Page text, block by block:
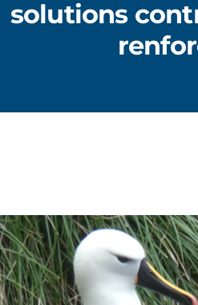
solutions